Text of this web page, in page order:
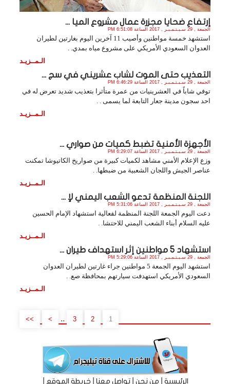
إرتفاع ضحايا مجزرة عمال مشروع الميا ...
الجمعة , 29 سـبـتـمـبـر , 2017 الساعة 6:51:08 PM
استشهد خمسة مواطنين وأصيب 11 آخرين اليوم بغارتين لطيران
العدوان السعودي الأمريكي على مشروع مياه بمدي. .
الـمــزيـد
التعذيب حتى الموت لشاب عشريني في سج ...
الجمعة , 29 سـبـتـمـبـر , 2017 الساعة 6:46:29 PM
توفي شاباً في العشرينيات من عمرة متأثرا بتعذيب شديد تعرض له في
احد سجون مدينة جعار التابعة لما يسمى . .
الـمــزيـد
الأجهزة الأمنية تضبط كميات من صواري ...
الجمعة , 29 سـبـتـمـبـر , 2017 الساعة 6:29:07 PM
وزع الإعلام الأمني مشاهد لكميات كبيرة من صواريخ الكاتيوشا تمكنت
عناصر الجيش واللجان الشعبية من ضبطها. .
الـمــزيـد
اللجنة المنظمة تدعو الشعب اليمني لإ ...
الجمعة , 29 سـبـتـمـبـر , 2017 الساعة 5:31:06 PM
دعت اليوم الجمعة اللجنة المنظمة لفعالية استشهاد الإمام الحسين
عليه السلام أبناء الشعب اليمني للاحتشا. .
الـمــزيـد
استشهاد 5 مواطنين إثر استهداف طيران ...
الجمعة , 29 سـبـتـمـبـر , 2017 الساعة 5:29:06 PM
استشهد اليوم الجمعة 5 مواطنين جراء غارتين لطيران العدوان
السعودي الأمريكي استهدفت سيارتهم بمحافظة صع. .
الـمــزيـد
1
2
3
..
>
>>
الرئيسية|من نحن|تواصل معنا|خريطة الموقع